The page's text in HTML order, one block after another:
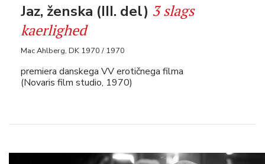
Jaz, ženska (III. del) 3 slags
kaerlighed
Mac Ahlberg, DK 1970 / 1970
premiera danskega VV erotičnega filma
(Novaris film studio, 1970)